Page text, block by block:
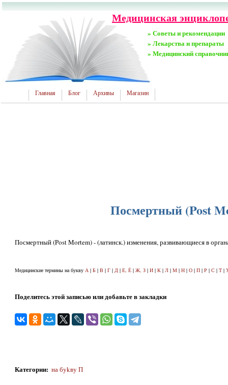
Медицинская
» Советы и рекомендации
» Лекарства и препараты
» Медицинский
Главная Блог Архивы Магазин
Посмертный (Post
Посмертный (Post Mortem) - (латинск.) изменения, развивающиеся в
Медицинские термины на букву А | Б | В | Г | Д | Е, Ё | Ж, З | И | К | Л | М | Н | О | П | Р | С | Т |
Поделитесь этой записью или добавьте в закладки
Категории: на бykвy П